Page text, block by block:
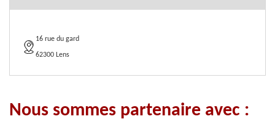
16 rue du gard
62300 Lens
Nous sommes partenaire avec :